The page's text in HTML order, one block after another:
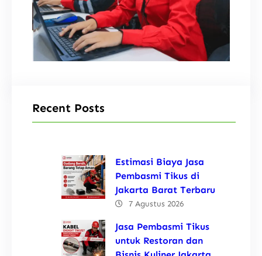
Recent Posts
Estimasi Biaya Jasa
Pembasmi Tikus di
Jakarta Barat Terbaru
7 Agustus 2026
Jasa Pembasmi Tikus
untuk Restoran dan